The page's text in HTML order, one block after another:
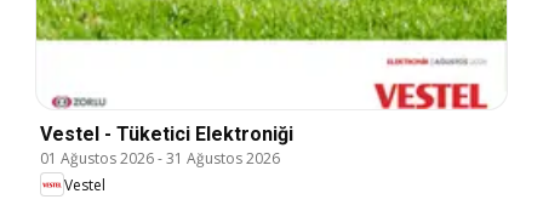
Vestel - Tüketici Elektroniği
01 Ağustos 2026-31 Ağustos 2026
Vestel